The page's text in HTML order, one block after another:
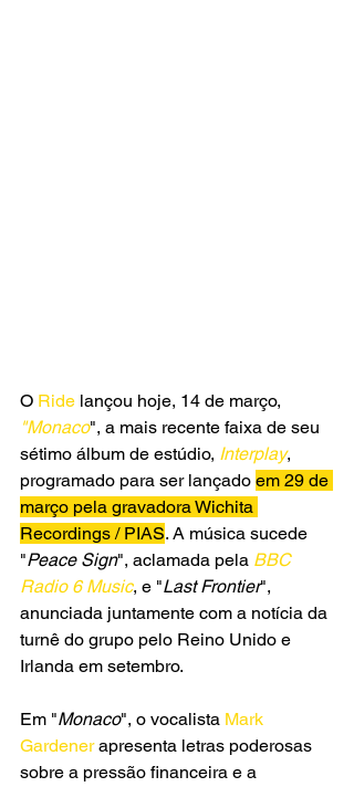
O Ride lançou hoje, 14 de março,
"Monaco", a mais recente faixa de seu
sétimo álbum de estúdio, Interplay,
programado para ser lançado em 29 de
março pela gravadora Wichita
Recordings / PIAS. A música sucede
"Peace Sign", aclamada pela BBC
Radio 6 Music, e "Last Frontier",
anunciada juntamente com a notícia da
turnê do grupo pelo Reino Unido e
Irlanda em setembro.
Em "Monaco", o vocalista Mark
Gardener apresenta letras poderosas
sobre a pressão financeira e a